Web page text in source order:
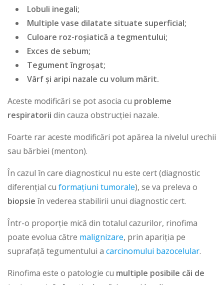
Lobuli inegali;
Multiple vase dilatate situate superficial;
Culoare roz-roșiatică a tegmentului;
Exces de sebum;
Tegument îngroșat;
Vârf și aripi nazale cu volum mărit.
Aceste modificări se pot asocia cu probleme
respiratorii din cauza obstrucției nazale.
Foarte rar aceste modificări pot apărea la nivelul urechii
sau bărbiei (menton).
În cazul în care diagnosticul nu este cert (diagnostic
diferențial cu formațiuni tumorale), se va preleva o
biopsie în vederea stabilirii unui diagnostic cert.
Într-o proporție mică din totalul cazurilor, rinofima
poate evolua către malignizare, prin apariția pe
suprafață tegumentului a carcinomului bazocelular.
Rinofima este o patologie cu multiple posibile căi de